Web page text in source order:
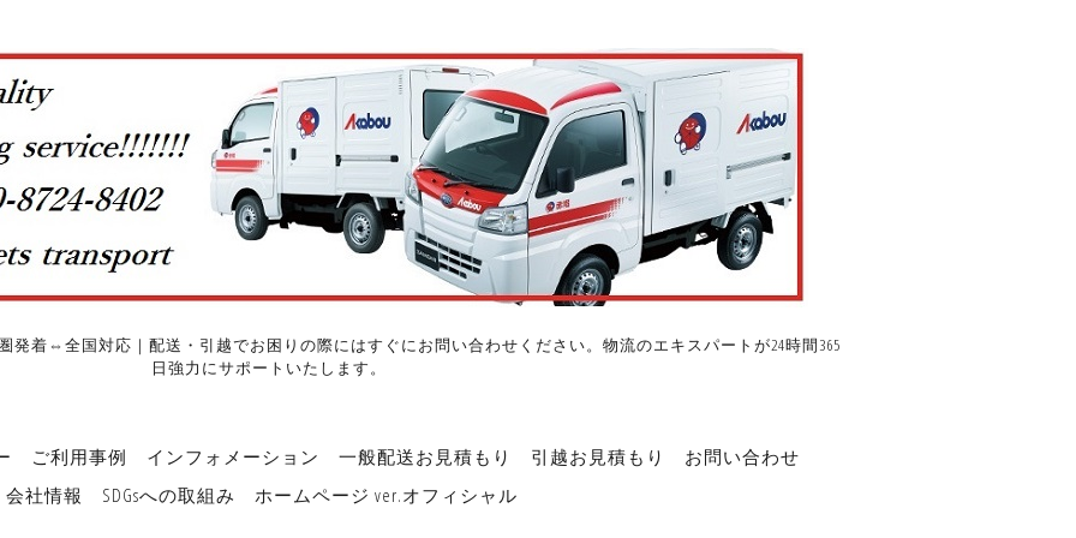
発着⇔全国対応｜配送・引越でお困りの際にはすぐにお問い合わせください。物流のエキスパートが24時間365
日強力にサポートいたします。
ご利用事例 インフォメーション 一般配送お見積もり 引越お見積もり
お問い合わせ
会社情報
SDGsへの取組み ホームページ ver.オフィシャル